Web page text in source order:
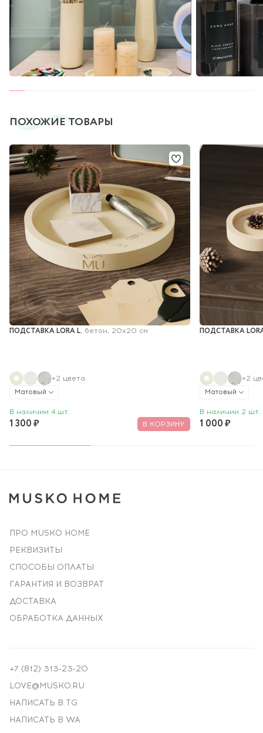
ПОХОЖИЕ ТОВАРЫ
ПОДСТАВКА LORA L, бетон, 20x20 см
+2 цвета
Матовый
В наличии 4 шт.
1 300 ₽ В КОРЗИНУ
ПОДСТАВКА
+2
Матовый
В наличии 2 шт.
1 000 ₽
ПРО MUSKO HOME
РЕКВИЗИТЫ
СПОСОБЫ ОПЛАТЫ
ГАРАНТИЯ И ВОЗВРАТ
ДОСТАВКА
ОБРАБОТКА ДАННЫХ
+7 (812) 313-23-20
LOVE@MUSKO.RU
НАПИСАТЬ В TG
НАПИСАТЬ В WA